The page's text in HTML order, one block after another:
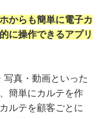
からも簡単に電子カ
に操作できるアプリ
写真・動画といった
簡単にカルテを作
ルテを顧客ごとに